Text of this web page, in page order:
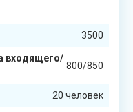
3500
входящего/
800/850
20 человек